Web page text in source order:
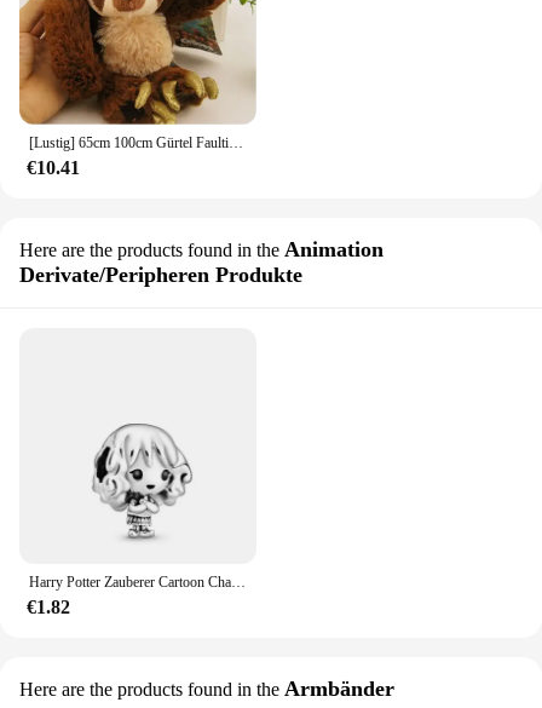
€10.41
Here are the products found in the Animation
Derivate/Peripheren Produkte
Harry Potter Zauberer Cartoon Charakter Armband Perlen Charm Perlen DIY Armband Zubehör Großes Loch Perlen für die Schmuckherstellung
€1.82
Here are the products found in the Armbänder